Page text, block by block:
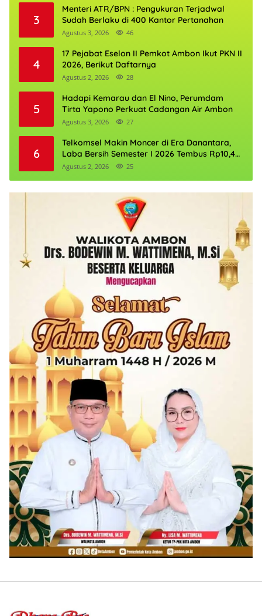
3
Menteri ATR/BPN : Pengukuran Terjadwal
Sudah Berlaku di 400 Kantor Pertanahan
Agustus 3, 2026 46
4
17 Pejabat Eselon II Pemkot Ambon Ikut PKN II
2026, Berikut Daftarnya
Agustus 2, 2026 28
5
Hadapi Kemarau dan El Nino, Perumdam
Tirta Yapono Perkuat Cadangan Air Ambon
Agustus 3, 2026 27
6
Telkomsel Makin Moncer di Era Danantara,
Laba Bersih Semester I 2026 Tembus Rp10,4
Triliun
Agustus 2, 2026 25